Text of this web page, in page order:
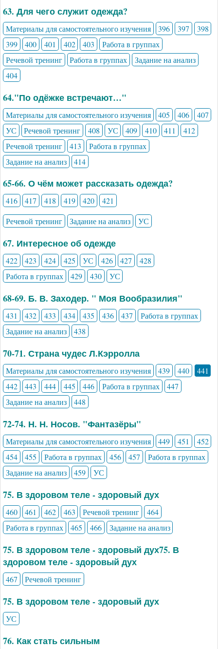
63. Для чего служит одежда?
Материалы для самостоятельного изучения 396 397
398
399
400 401 402 403
Работа в группах
Речевой тренинг
Работа в группах
Задание на анализ
404
64."По одёжке встречают…"
Материалы для самостоятельного изучения 405 406
407
УС
Речевой тренинг 408 УС 409 410 411
412
Речевой тренинг
413
Работа в группах
Задание на анализ
414
65-66. О чём может рассказать одежда?
416 417 418 419 420
421
Речевой тренинг
Задание на анализ УС
67. Интересное об одежде
422 423 424 425 УС 426 427
428
Работа в группах
429 430 УС
68-69. Б. В. Заходер. " Моя Вообразилия"
431 432 433 434 435 436 437
Работа в группах
Задание на анализ
438
70-71. Страна чудес Л.Кэрролла
Материалы для самостоятельного изучения 439 440
441
442
443 444 445 446 Работа в группах
447
Задание на анализ
448
72-74. Н. Н. Носов. "Фантазёры"
Материалы для самостоятельного изучения 449 451
452
454
455 Работа в группах 456 457
Работа в группах
Задание на анализ
459 УС
75. В здоровом теле - здоровый дух
460 461 462 463 Речевой тренинг
464
Работа в группах
465 466 Задание на анализ
75. В здоровом теле - здоровый дух75. В
здоровом теле - здоровый дух
467 Речевой тренинг
75. В здоровом теле - здоровый дух
УС
76. Как стать сильным